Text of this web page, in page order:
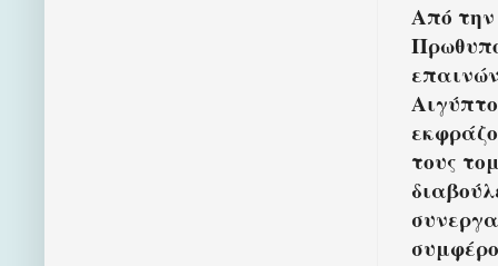
Από την
τους